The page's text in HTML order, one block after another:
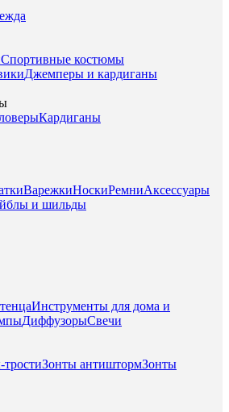
Спортивные костюмы
Джемперы и кардиганы
Кардиганы
ВарежкиНоскиРемниАксессуары
и шильды
Инструменты для дома и
ДиффузорыСвечи
Зонты антиштормЗонты